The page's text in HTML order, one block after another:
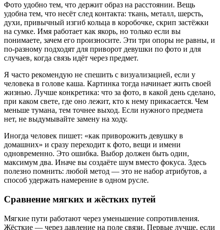
Фото удобно тем, что держит образ на расстоянии. Вещь
удобна тем, что несёт след контакта: ткань, металл, шерсть,
духи, привычный изгиб кольца в коробочке, скрип застёжки
на сумке. Имя работает как якорь, но только если вы
понимаете, зачем его произносите. Эти три опоры не равны, и
по-разному подходят для приворот девушки по фото и для
случаев, когда связь идёт через предмет.
Я часто рекомендую не спешить с визуализацией, если у
человека в голове каша. Картинка тогда начинает жить своей
жизнью. Лучше конкретика: что за фото, в какой день сделано,
при каком свете, где оно лежит, кто к нему прикасается. Чем
меньше тумана, тем точнее выход. Если нужного предмета
нет, не выдумывайте замену на ходу.
Иногда человек пишет: «как приворожить девушку в
домашних» и сразу переходит к фото, вещи и имени
одновременно. Это ошибка. Выбор должен быть один,
максимум два. Иначе вы создаёте шум вместо фокуса. Здесь
полезно помнить: любой метод — это не набор атрибутов, а
способ удержать намерение в одном русле.
Сравнение мягких и жёстких путей
Мягкие пути работают через уменьшение сопротивления.
Жёсткие — через давление на поле связи. Первые лучше, если